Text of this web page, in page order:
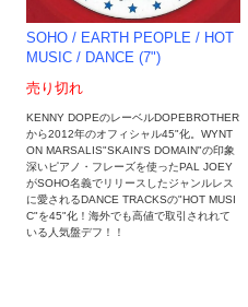
SOHO / EARTH PEOPLE ‎/ HOT
MUSIC / DANCE (7")
売り切れ
KENNY DOPEのレーベルDOPEBROTHER
から2012年のオフィシャル45"化。WYNT
ON MARSALIS"SKAIN'S DOMAIN"の印象
深いピアノ・フレーズを使ったPAL JOEY
がSOHO名義でリリースしたジャンルレス
に愛されるDANCE TRACKSの"HOT MUSI
C"を45"化！海外でも高値で取引されれて
いる人気盤デフ！！